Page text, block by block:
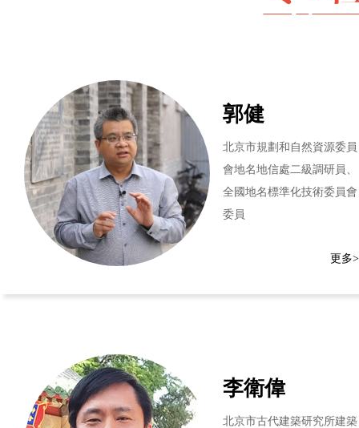
郭健
北京市規劃和自然資源委員
會地名地信處二級調研員、
全國地名標準化技術委員會
委員
更多
李衛偉
北京市古代建築研究所建築